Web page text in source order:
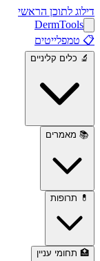
דילוג לתוכן הראשי
DermTools
📋 טמפלייטים
🔬 כלים קליניים
📚 מאמרים
💊 תרופות
🏥 תחומי עניין